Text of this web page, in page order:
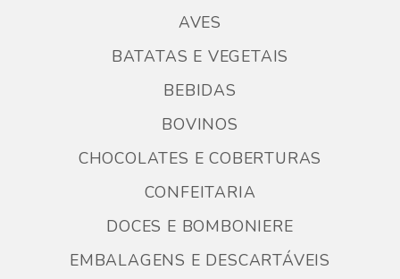
AVES
BATATAS E VEGETAIS
BEBIDAS
BOVINOS
CHOCOLATES E COBERTURAS
CONFEITARIA
DOCES E BOMBONIERE
EMBALAGENS E DESCARTÁVEIS